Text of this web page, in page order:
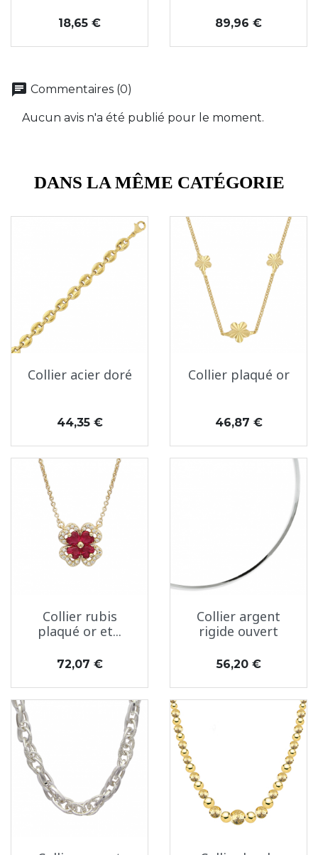
Prix
18,65 € Prix
89,96 €
chat Commentaires (0)
Aucun avis n'a été publié pour le moment.
DANS LA MÊME CATÉGORIE
Collier acier doré
Prix
44,35 €
Collier plaqué or
Prix
46,87 €
Collier rubis
plaqué or et...
Prix
72,07 €
Collier argent
rigide ouvert
Prix
56,20 €